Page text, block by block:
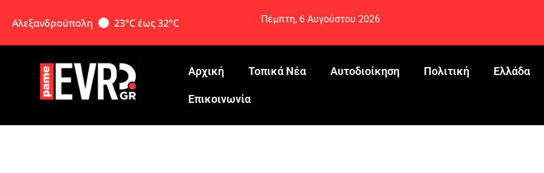
Αλεξανδρούπολη 23°C έως 32°C Πέμπτη, 6 Αυγούστου 2026
Αρχική Τοπικά Νέα Αυτοδιοίκηση Πολιτική Ελλάδα
Eπικοινωνία